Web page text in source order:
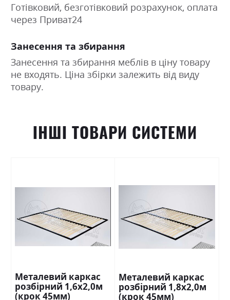
Готівковий, безготівковий розрахунок, оплата
через Приват24
Занесення та збирання
Занесення та збирання меблів в ціну товару
не входять. Ціна збірки залежить від виду
товару.
ІНШІ ТОВАРИ СИСТЕМИ
Металевий каркас
розбірний 1,6х2,0м
(крок 45мм)
Металевий каркас
розбірний 1,8х2,0м
(крок 45мм)